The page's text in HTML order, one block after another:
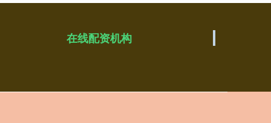
在线配资机构